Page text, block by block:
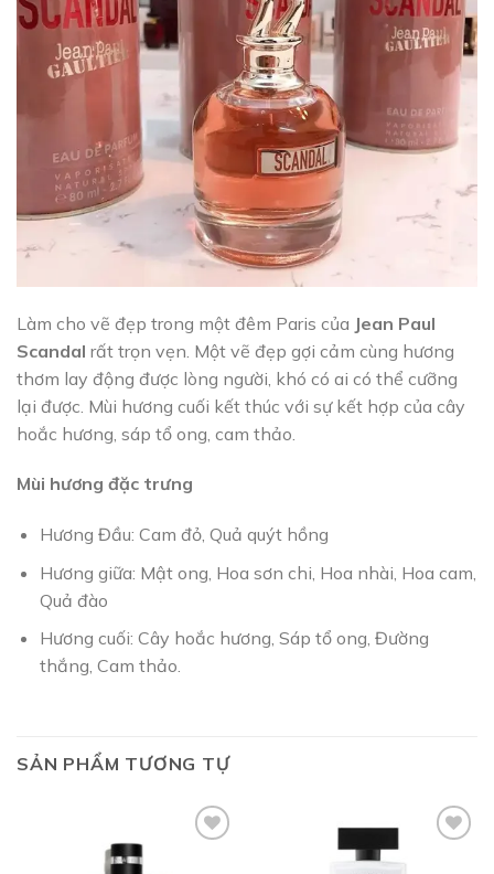
Làm cho vẽ đẹp trong một đêm Paris của Jean Paul
Scandal rất trọn vẹn. Một vẽ đẹp gợi cảm cùng hương
thơm lay động được lòng người, khó có ai có thể cưỡng
lại được. Mùi hương cuối kết thúc với sự kết hợp của cây
hoắc hương, sáp tổ ong, cam thảo.
Mùi hương đặc trưng
Hương Đầu: Cam đỏ, Quả quýt hồng
Hương giữa: Mật ong, Hoa sơn chi, Hoa nhài, Hoa cam,
Quả đào
Hương cuối: Cây hoắc hương, Sáp tổ ong, Đường
thắng, Cam thảo.
SẢN PHẨM TƯƠNG TỰ